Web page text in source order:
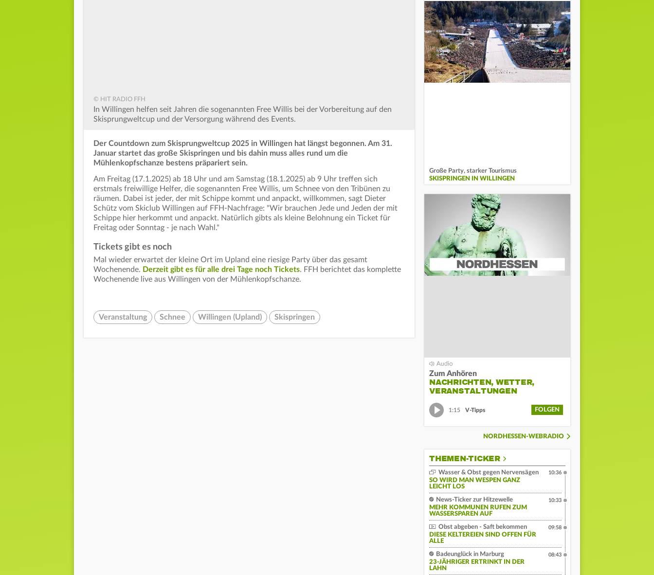
© HIT RADIO FFH
In Willingen helfen seit Jahren die sogenannten Free Willis bei der Vorbereitung auf den
Skisprungweltcup und der Versorgung während des Events.
Der Countdown zum Skisprungweltcup 2025 in Willingen hat längst begonnen. Am 31.
Januar startet das große Skispringen und bis dahin muss alles rund um die
Mühlenkopfschanze bestens präpariert sein.
Am Freitag (17.1.2025) ab 18 Uhr und am Samstag (18.1.2025) ab 9 Uhr treffen sich
erstmals freiwillige Helfer, die sogenannten Free Willis, um Schnee von den Tribünen zu
räumen. Dabei ist jeder, der mit Schippe kommt und anpackt, willkommen, sagt Dieter
Schütz vom Skiclub Willingen auf FFH-Nachfrage: "Wir brauchen Jede und Jeden der mit
Schippe hier herkommt und anpackt. Natürlich gibts als kleine Belohnung ein Ticket für
Freitag oder Sonntag - je nach Wahl."
Tickets gibt es noch
Mal wieder erwartet der kleine Ort im Upland eine riesige Party über das gesamt
Wochenende. Derzeit gibt es für alle drei Tage noch Tickets. FFH berichtet das komplette
Wochenende live aus Willingen von der Mühlenkopfschanze.
Veranstaltung Schnee Willingen (Upland) Skispringen
Große Party, starker Tourismus
SKISPRINGEN IN WILLINGEN
Zum Anhören
NACHRICHTEN, WETTER,
VERANSTALTUNGEN
1:15 V-Tipps FOLGEN
NORDHESSEN-WEBRADIO
THEMEN-TICKER
Wasser & Obst gegen Nervensägen
SO WIRD MAN WESPEN GANZ
LEICHT LOS
10:36
News-Ticker zur Hitzewelle
MEHR KOMMUNEN RUFEN ZUM
WASSERSPAREN AUF
10:33
Obst abgeben - Saft bekommen
DIESE KELTEREIEN SIND OFFEN FÜR
ALLE
09:58
Badeunglück in Marburg
23-JÄHRIGER ERTRINKT IN DER
LAHN
08:43